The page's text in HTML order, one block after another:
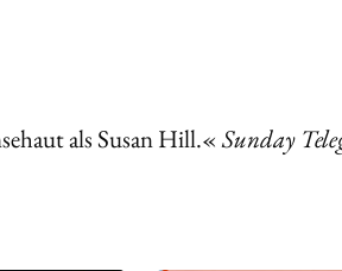
als Susan Hill.«Sunday